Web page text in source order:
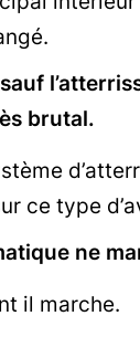
brutal.
ce type
ne
il marche.